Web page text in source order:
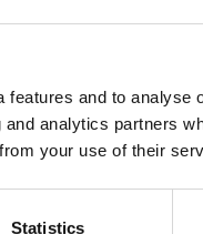
and to analyse
analytics partners
your use of their
Statistics